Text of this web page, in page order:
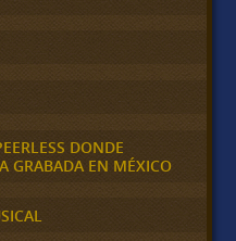
DONDE
GRABADA EN MÉXICO